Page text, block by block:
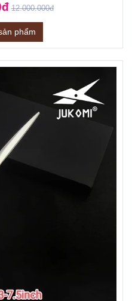
12.000.000đ
phẩm